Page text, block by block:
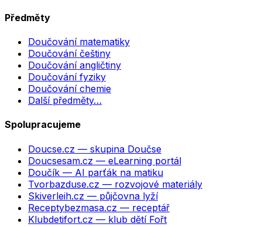
Předměty
Doučování matematiky
Doučování češtiny
Doučování angličtiny
Doučování fyziky
Doučování chemie
Další předměty…
Spolupracujeme
Doucse.cz — skupina Doučse
Doucsesam.cz — eLearning portál
Doučík — AI parťák na matiku
Tvorbazduse.cz — rozvojové materiály
Skiverleih.cz — půjčovna lyží
Receptybezmasa.cz — receptář
Klubdetifort.cz — klub dětí Fořt